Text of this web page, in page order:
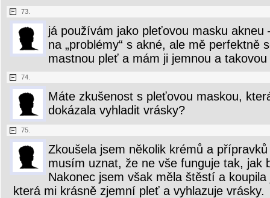
73.
já používám jako pleťovou masku akneu
na „problémy“ s akné, ale mě perfektně
mastnou pleť a mám ji jemnou a
74.
Máte zkušenost s pleťovou maskou,
dokázala vyhladit vrásky?
75.
Zkoušela jsem několik krémů a
musím uznat, že ne vše funguje tak, jak
Nakonec jsem však měla štěstí a
která mi krásně zjemní pleť a vyhlazuje vrásky.